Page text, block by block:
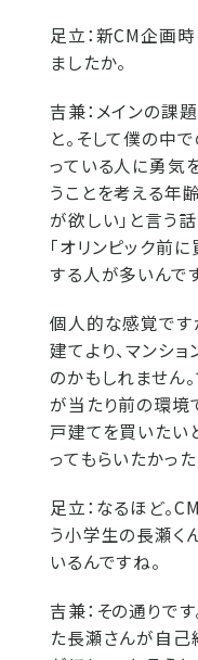
足立：新CM企画
ましたか。
吉兼： メインの課
と。そして僕の中
っている人に勇気
うことを考える年
が欲しい」と言う話
「オリンピック前
する人が多いんで
個人的な感覚です
建てより、マンシ
のかもしれません
が当たり前の環境
戸建てを買いたい
ってもらいたかった
足立： なるほど。
う小学生の長瀬く
いるんですね。
吉兼： その通りです
た長瀬さんが自己